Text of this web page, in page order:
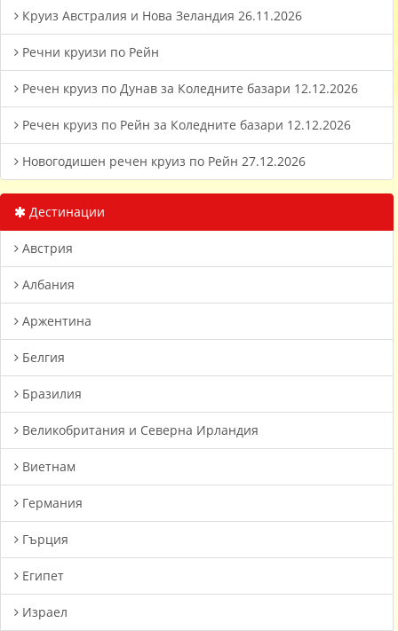
Круиз Австралия и Нова Зеландия 26.11.2026
Речни круизи по Рейн
Речен круиз по Дунав за Коледните базари 12.12.2026
Речен круиз по Рейн за Коледните базари 12.12.2026
Новогодишен речен круиз по Рейн 27.12.2026
Дестинации
Австрия
Албания
Аржентина
Белгия
Бразилия
Великобритания и Северна Ирландия
Виетнам
Германия
Гърция
Египет
Израел